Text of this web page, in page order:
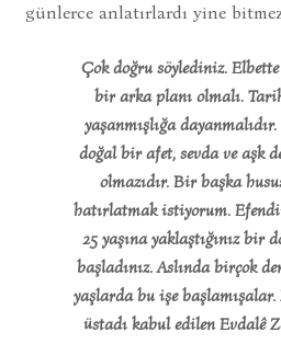
günlerce anlatırlardı yine
Çok doğru söylediniz.
bir arka planı olmalı.
yaşanmışlığa
doğal bir afet, sevda ve aşk
olmazıdır. Bir başka
hatırlatmak istiyorum.
25 yaşına yaklaştığınız bir
başladınız. Aslında birçok
yaşlarda bu işe
üstadı kabul edilen Evdalê